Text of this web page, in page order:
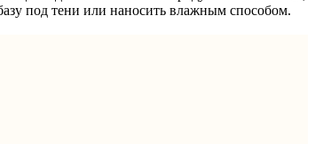
под тени или наносить влажным способом.